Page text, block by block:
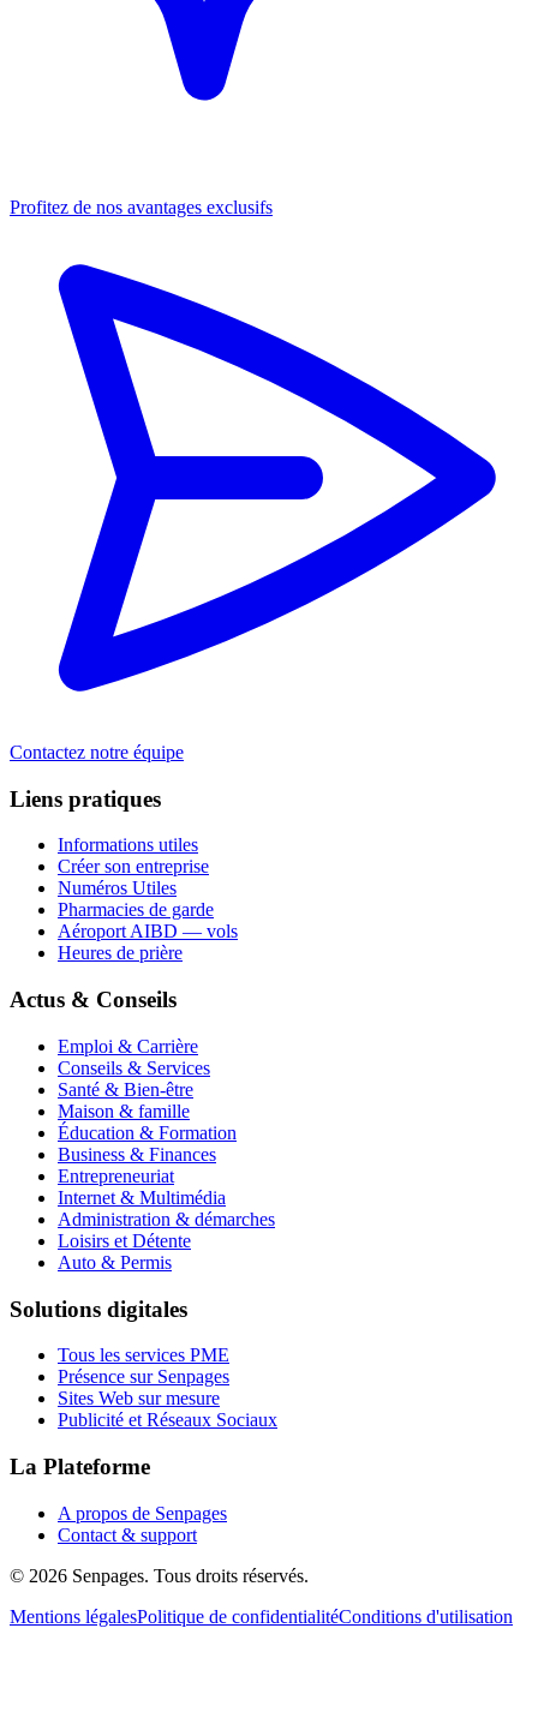
Profitez de nos avantages exclusifs
Contactez notre équipe
Liens pratiques
Informations utiles
Créer son entreprise
Numéros Utiles
Pharmacies de garde
Aéroport AIBD — vols
Heures de prière
Actus & Conseils
Emploi & Carrière
Conseils & Services
Santé & Bien-être
Maison & famille
Éducation & Formation
Business & Finances
Entrepreneuriat
Internet & Multimédia
Administration & démarches
Loisirs et Détente
Auto & Permis
Solutions digitales
Tous les services PME
Présence sur Senpages
Sites Web sur mesure
Publicité et Réseaux Sociaux
La Plateforme
A propos de Senpages
Contact & support
© 2026 Senpages. Tous droits réservés.
Mentions légalesPolitique de confidentialitéConditions d'utilisation